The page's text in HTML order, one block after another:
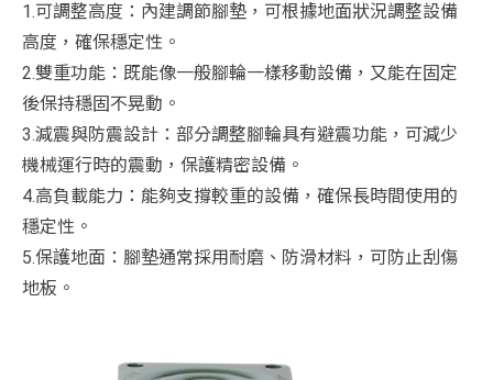
1.可調整高度：內建調節腳墊，可根據地面狀況調整設備
高度，確保穩定性。
2.雙重功能：既能像一般腳輪一樣移動設備，又能在固定
後保持穩固不晃動。
3.減震與防震設計：部分調整腳輪具有避震功能，可減少
機械運行時的震動，保護精密設備。
4.高負載能力：能夠支撐較重的設備，確保長時間使用的
穩定性。
5.保護地面：腳墊通常採用耐磨、防滑材料，可防止刮傷
地板。